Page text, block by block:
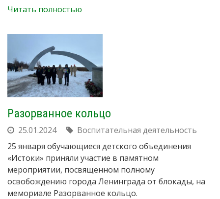
Читать полностью
Разорванное кольцо
25.01.2024
Воспитательная деятельность
25 января обучающиеся детского объединения
«Истоки» приняли участие в памятном
мероприятии, посвященном полному
освобождению города Ленинграда от блокады, на
мемориале Разорванное кольцо.